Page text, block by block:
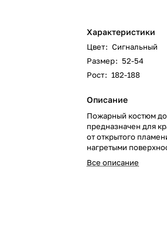
Характеристики
Цвет: Сигнальный
Размер: 52-54
Рост: 182-188
Описание
Пожарный костюм
предназначен для
от открытого
нагретыми
Все описание